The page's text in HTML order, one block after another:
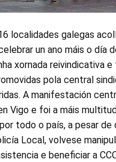
localidades galegas
un ano máis o día
xornada reivindicativa
pola central
A manifestación
Vigo e foi a máis
todo o país, a pesar de
Local, volvese
e beneficiar a